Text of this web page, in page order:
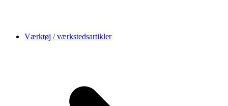
Værktøj / værkstedsartikler